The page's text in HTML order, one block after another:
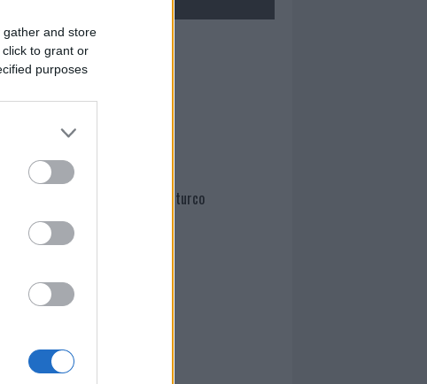
gather and store
to grant or
purposes
Mario Malu
Paolo Pinna
Martina Agostina Diturco
I nostri cari